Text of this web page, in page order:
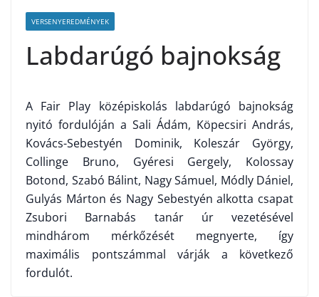
VERSENYEREDMÉNYEK
Labdarúgó bajnokság
A Fair Play középiskolás labdarúgó bajnokság
nyitó fordulóján a Sali Ádám, Köpecsiri András,
Kovács-Sebestyén Dominik, Koleszár György,
Collinge Bruno, Gyéresi Gergely, Kolossay
Botond, Szabó Bálint, Nagy Sámuel, Módly Dániel,
Gulyás Márton és Nagy Sebestyén alkotta csapat
Zsubori Barnabás tanár úr vezetésével
mindhárom mérkőzését megnyerte, így
maximális pontszámmal várják a következő
fordulót.